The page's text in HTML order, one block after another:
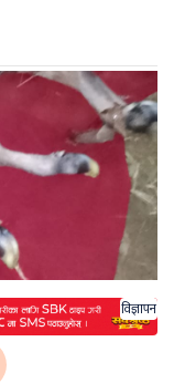
विज्ञापन